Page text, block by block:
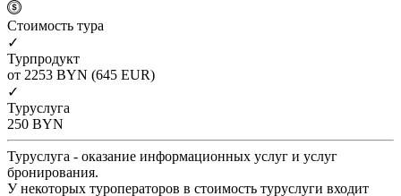
Cтоимость тура
✓
Турпродукт
от 2253 BYN (645 EUR)
✓
Туруслуга
250 BYN
Туруслуга - оказание информационных услуг и услуг
бронирования.
У некоторых туроператоров в стоимость туруслуги входит